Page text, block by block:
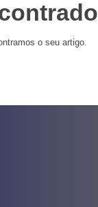
o seu artigo.